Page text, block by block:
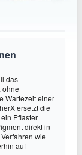
das
ohne
Wartezeit einer
ersetzt die
Pflaster
direkt in
wie
auf